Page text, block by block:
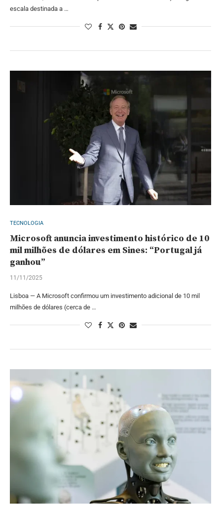
escala destinada a …
TECNOLOGIA
Microsoft anuncia investimento histórico de 10
mil milhões de dólares em Sines: “Portugal já
ganhou”
11/11/2025
Lisboa — A Microsoft confirmou um investimento adicional de 10 mil
milhões de dólares (cerca de …